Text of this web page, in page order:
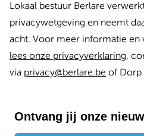
Lokaal bestuur Berlare
privacywetgeving en neemt
acht. Voor meer informatie en
lees onze privacyverklaring,
via privacy@berlare.be of Dorp
Ontvang jij onze